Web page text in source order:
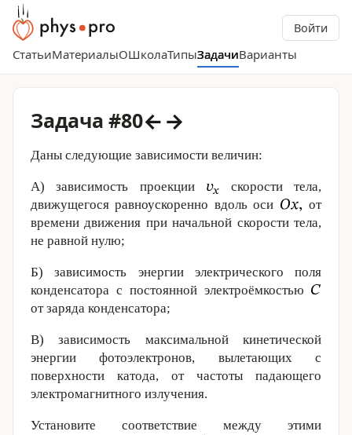
Войти
СтатьиМатериалыОШколаТипыЗадачиВарианты
Задача #80←→
Даны следующие зависимости величин:
А) зависимость проекции
скорости тела,
движущегося равноускоренно вдоль оси
от
времени движения при начальной скорости тела,
не равной нулю;
Б) зависимость энергии электрического поля
конденсатора c постоянной электроёмкостью
от заряда конденсатора;
В) зависимость максимальной кинетической
энергии фотоэлектронов, вылетающих с
поверхности катода, от частоты падающего
электромагнитного излучения.
Установите соответствие между этими